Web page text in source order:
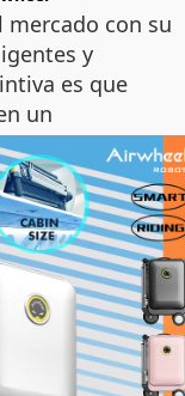
mercado con su
y
es que
un